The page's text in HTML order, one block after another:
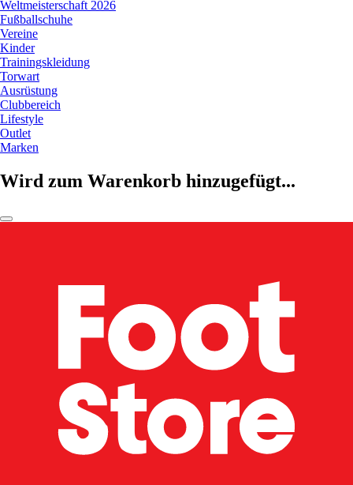
Weltmeisterschaft 2026
Fußballschuhe
Vereine
Kinder
Trainingskleidung
Torwart
Ausrüstung
Clubbereich
Lifestyle
Outlet
Marken
Wird zum Warenkorb hinzugefügt...